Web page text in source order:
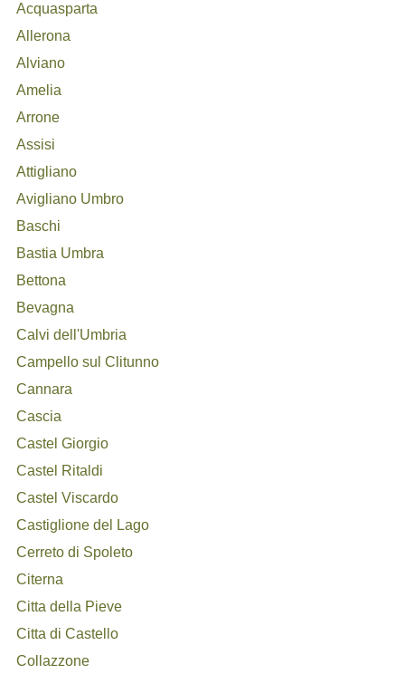
Acquasparta
Allerona
Alviano
Amelia
Arrone
Assisi
Attigliano
Avigliano Umbro
Baschi
Bastia Umbra
Bettona
Bevagna
Calvi dell'Umbria
Campello sul Clitunno
Cannara
Cascia
Castel Giorgio
Castel Ritaldi
Castel Viscardo
Castiglione del Lago
Cerreto di Spoleto
Citerna
Citta della Pieve
Citta di Castello
Collazzone